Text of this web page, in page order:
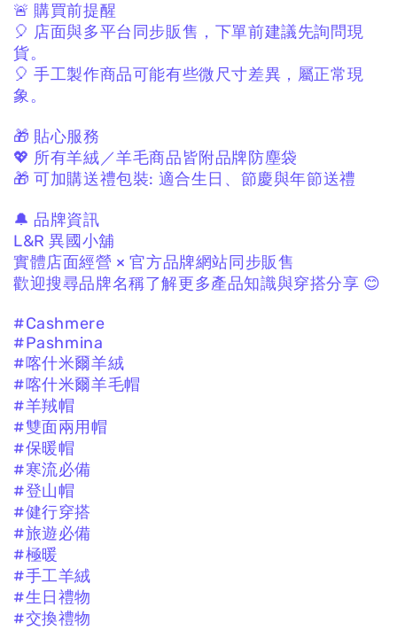
🚨 購買前提醒
🎈 店面與多平台同步販售， 下單前建議先詢問現
貨。
🎈 手工製作商品可能有些微尺寸差異， 屬正常現
象。
🎁 貼心服務
💖 所有羊絨／羊毛商品皆附品牌防塵袋
🎁 可加購送禮包裝: 適合生日、節慶與年節送禮
🔔 品牌資訊
L&R 異國小舖
實體店面經營 × 官方品牌網站同步販售
歡迎搜尋品牌名稱了解更多產品知識與穿搭分享 😊
#Cashmere
#Pashmina
#喀什米爾羊絨
#喀什米爾羊毛帽
#羊羢帽
#雙面兩用帽
#保暖帽
#寒流必備
#登山帽
#健行穿搭
#旅遊必備
#極暖
#手工羊絨
#生日禮物
#交換禮物